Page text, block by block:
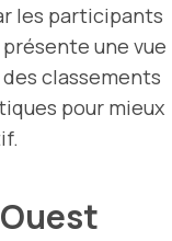
les participants
une vue
classements
pour mieux